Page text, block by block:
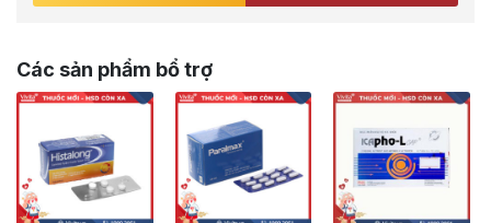
Các sản phẩm bổ trợ